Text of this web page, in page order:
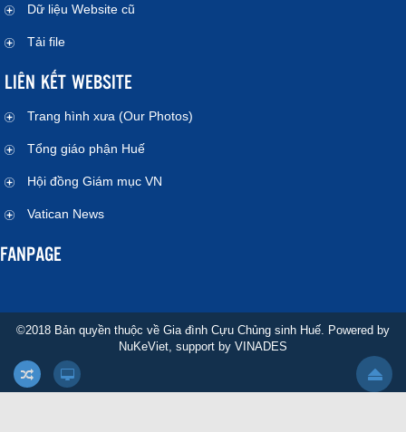
Dữ liệu Website cũ
Tải file
LIÊN KẾT WEBSITE
Trang hình xưa (Our Photos)
Tổng giáo phận Huế
Hội đồng Giám mục VN
Vatican News
FANPAGE
©2018 Bản quyền thuộc về Gia đình Cựu Chủng sinh Huế. Powered by
NuKeViet , support by VINADES